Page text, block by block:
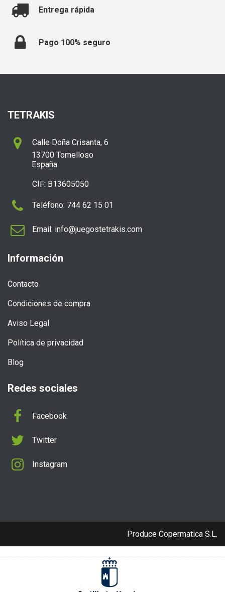
 Entrega rápida
 Pago 100% seguro
TETRAKIS

Calle Doña Crisanta, 6
13700 Tomelloso
España
CIF: B13605050
 Teléfono: 744 62 15 01
 Email: info@juegostetrakis.com
Información
Contacto
Condiciones de compra
Aviso Legal
Política de privacidad
Blog
Redes sociales
 Facebook
 Twitter
 Instagram
Produce Copermatica S.L.